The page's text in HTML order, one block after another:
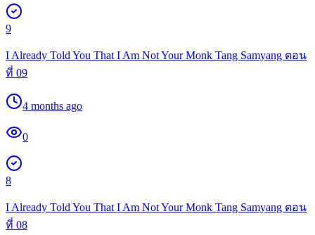
9
I Already Told You That I Am Not Your Monk Tang Samyang ตอน
ที่ 09
4 months ago
0
8
I Already Told You That I Am Not Your Monk Tang Samyang ตอน
ที่ 08